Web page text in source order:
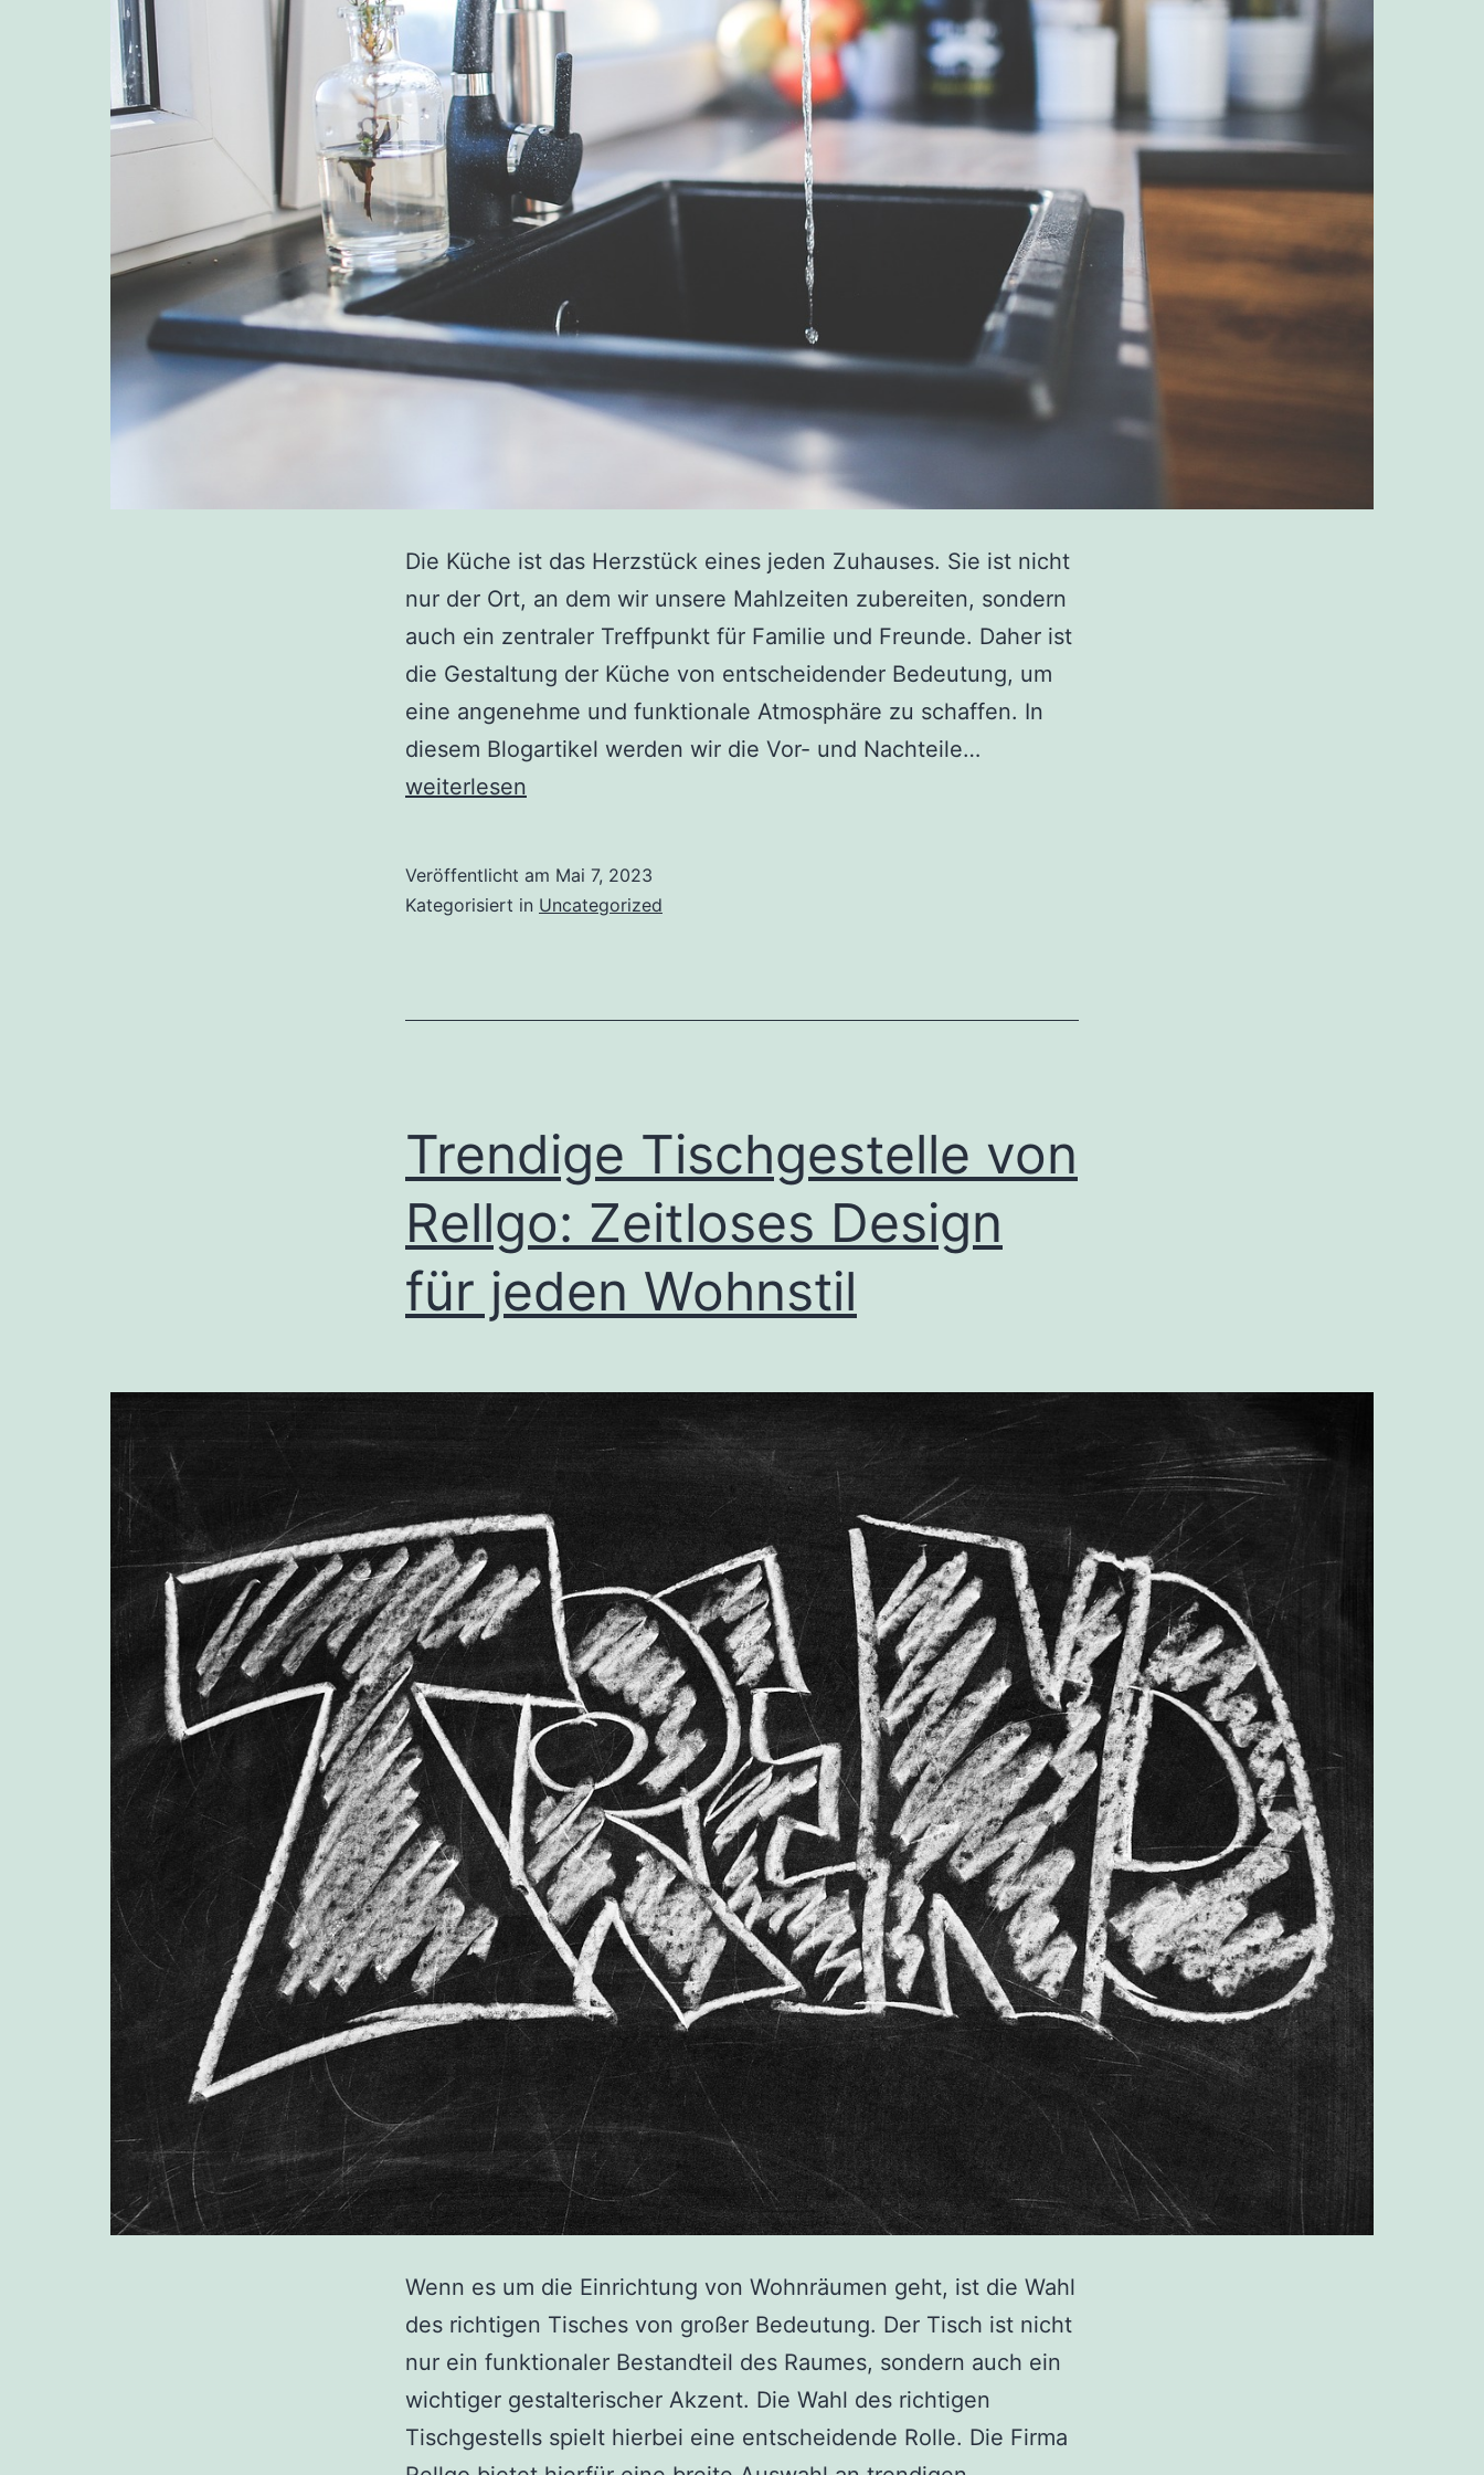
Die Küche ist das Herzstück eines jeden Zuhauses. Sie ist nicht
nur der Ort, an dem wir unsere Mahlzeiten zubereiten, sondern
auch ein zentraler Treffpunkt für Familie und Freunde. Daher ist
die Gestaltung der Küche von entscheidender Bedeutung, um
eine angenehme und funktionale Atmosphäre zu schaffen. In
diesem Blogartikel werden wir die Vor- und Nachteile…
weiterlesen
Veröffentlicht am Mai 7, 2023
Kategorisiert in Uncategorized
Trendige Tischgestelle von
Rellgo: Zeitloses Design
für jeden Wohnstil
Wenn es um die Einrichtung von Wohnräumen geht, ist die Wahl
des richtigen Tisches von großer Bedeutung. Der Tisch ist nicht
nur ein funktionaler Bestandteil des Raumes, sondern auch ein
wichtiger gestalterischer Akzent. Die Wahl des richtigen
Tischgestells spielt hierbei eine entscheidende Rolle. Die Firma